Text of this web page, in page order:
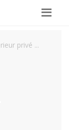
privé ...